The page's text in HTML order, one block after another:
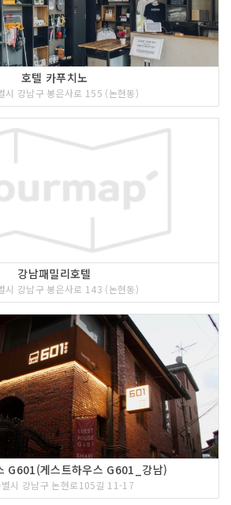
호텔 카푸치노
시 강남구 봉은사로 155 (논현동)
강남패밀리호텔
시 강남구 봉은사로 143 (논현동)
G601(게스트하우스 G601_강남)
별시 강남구 논현로105길 11-17